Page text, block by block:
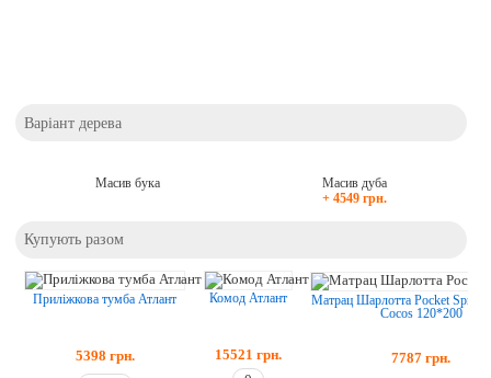
Варіант дерева
Масив бука
Масив дуба
+ 4549 грн.
Купують разом
Приліжкова тумба Атлант
5398 грн.
Комод Атлант
15521 грн.
Матрац Шарлотта Pocket Spring
Cocos 120*200
7787 грн.